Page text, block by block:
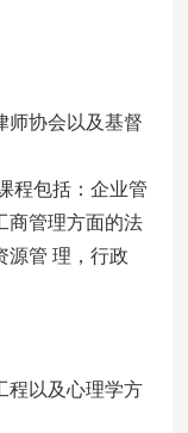
协会以及基督
程包括：企业管
商管理方面的法
源管 理，行政
程以及心理学方